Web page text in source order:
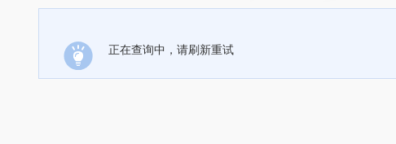
正在查询中，请刷新重试